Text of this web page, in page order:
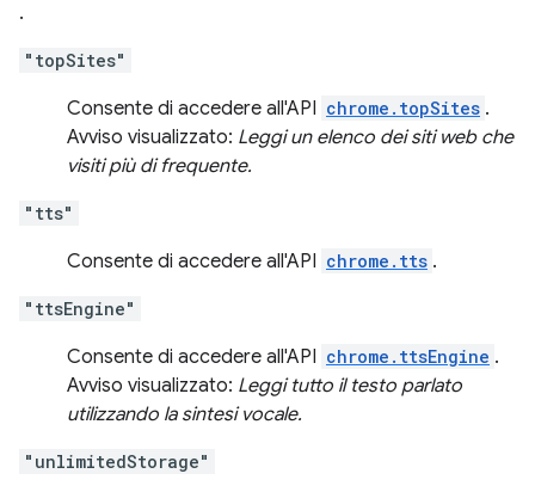
.
"topSites"
Consente di accedere all'API chrome.topSites .
Avviso visualizzato: Leggi un elenco dei siti web che
visiti più di frequente.
"tts"
Consente di accedere all'API chrome.tts .
"ttsEngine"
Consente di accedere all'API chrome.ttsEngine .
Avviso visualizzato: Leggi tutto il testo parlato
utilizzando la sintesi vocale.
"unlimitedStorage"